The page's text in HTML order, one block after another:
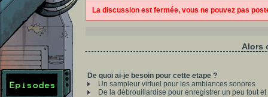
La discussion est fermée, vous ne pouvez pas
Alors
De quoi ai-je besoin pour cette etape ?
Un sampleur virtuel pour les ambiances sonores
De la débrouillardise pour enregistrer un peu tout et